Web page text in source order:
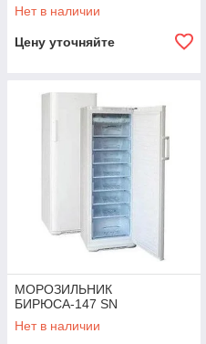
Нет в наличии
Цену уточняйте
МОРОЗИЛЬНИК
БИРЮСА-147 SN
Нет в наличии